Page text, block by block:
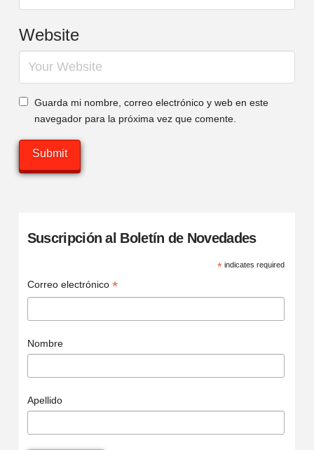
Website
Guarda mi nombre, correo electrónico y web en este
navegador para la próxima vez que comente.
Suscripción al Boletín de Novedades
*indicates required
Correo electrónico *
Nombre
Apellido